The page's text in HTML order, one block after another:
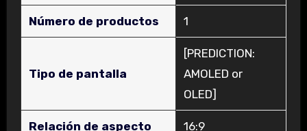
Número de productos ‎1
Tipo de pantalla
‎[PREDICTION:
AMOLED or
OLED]
Relación de aspecto ‎16:9